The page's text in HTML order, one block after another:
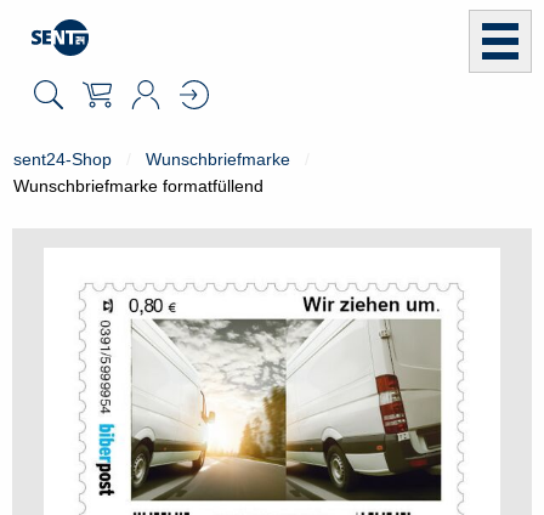
sent24-Shop
Wunschbriefmarke
Wunschbriefmarke formatfüllend